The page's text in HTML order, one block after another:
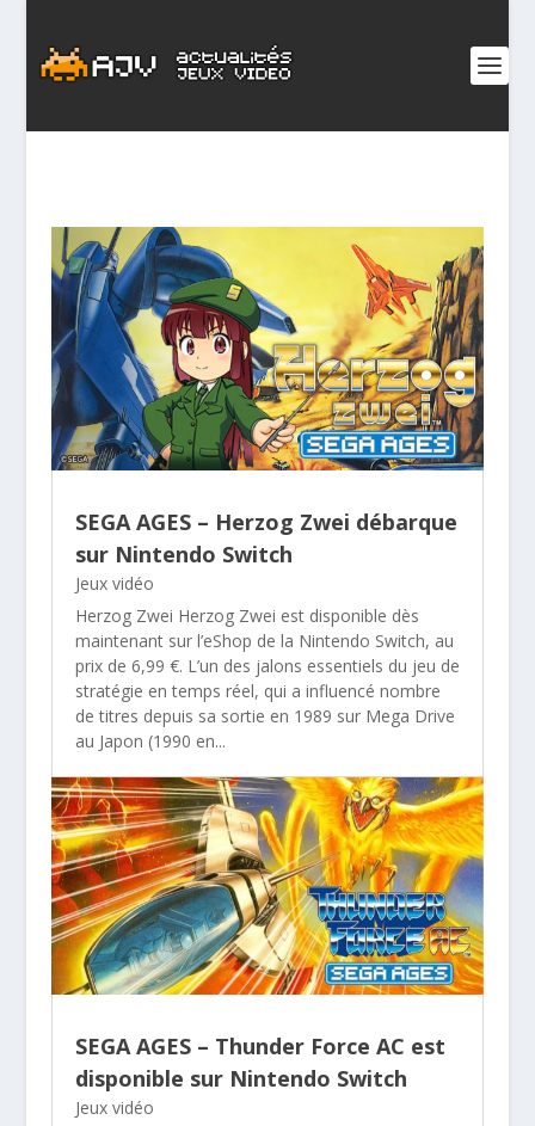
SEGA AGES – Herzog Zwei débarque
sur Nintendo Switch
Jeux vidéo
Herzog Zwei Herzog Zwei est disponible dès
maintenant sur l’eShop de la Nintendo Switch, au
prix de 6,99 €. L’un des jalons essentiels du jeu de
stratégie en temps réel, qui a influencé nombre
de titres depuis sa sortie en 1989 sur Mega Drive
au Japon (1990 en...
SEGA AGES – Thunder Force AC est
disponible sur Nintendo Switch
Jeux vidéo